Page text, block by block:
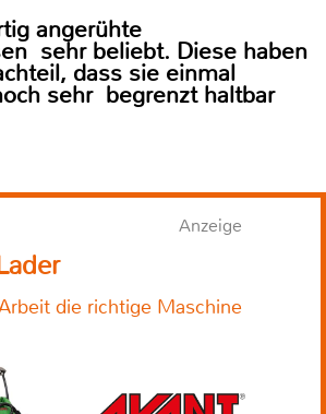
angerühte
sehr beliebt. Diese haben
dass sie einmal
sehr begrenzt haltbar
Anzeige
die richtige Maschine